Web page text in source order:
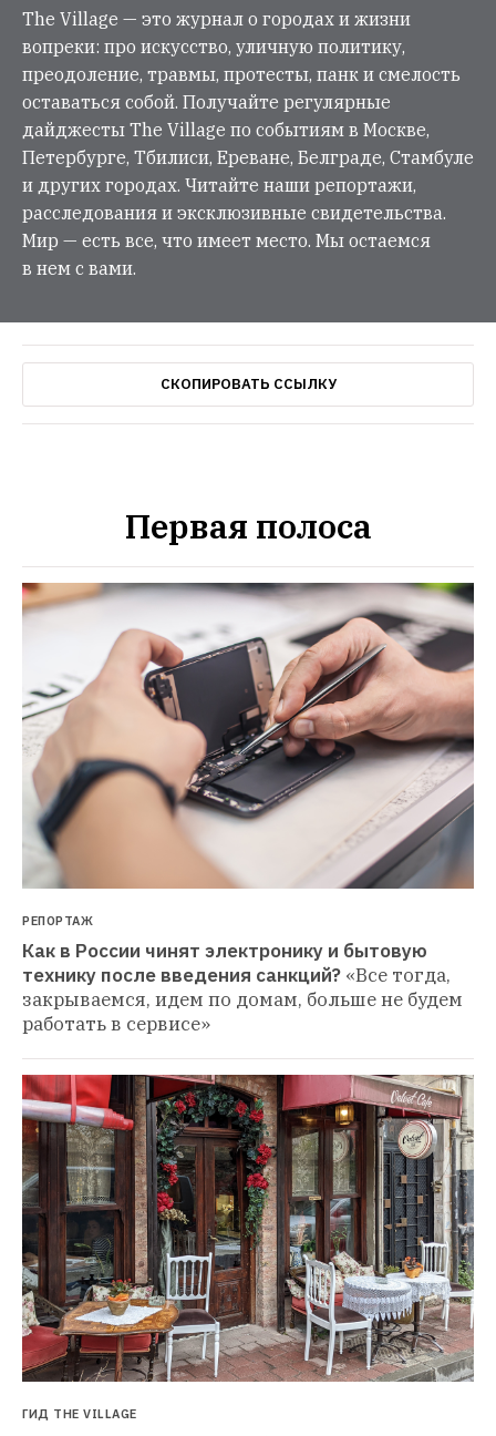
The Village — это журнал о городах и жизни
вопреки: про искусство, уличную политику,
преодоление, травмы, протесты, панк и смелость
оставаться собой. Получайте регулярные
дайджесты The Village по событиям в Москве,
Петербурге, Тбилиси, Ереване, Белграде, Стамбуле
и других городах. Читайте наши репортажи,
расследования и эксклюзивные свидетельства.
Мир — есть все, что имеет место. Мы остаемся
в нем с вами.
СКОПИРОВАТЬ ССЫЛКУ
Первая полоса
РЕПОРТАЖ
Как в России чинят электронику и бытовую
технику после введения санкций? «Все тогда,
закрываемся, идем по домам, больше не будем
работать в сервисе»
ГИД THE VILLAGE